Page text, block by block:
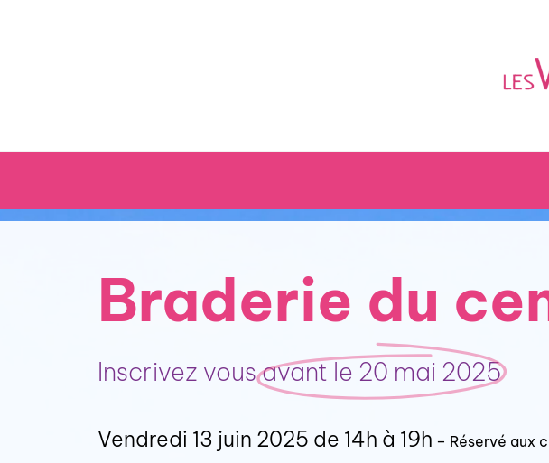
Braderie du
Inscrivez vousavant le 20 mai 2025
Vendredi 13 juin 2025 de 14h à 19h – Réservé aux